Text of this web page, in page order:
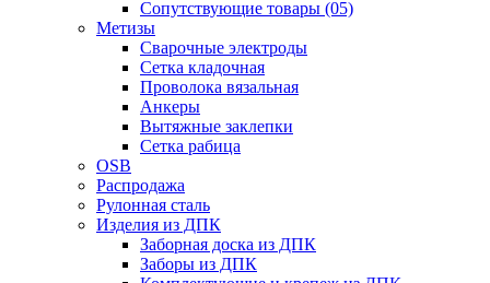
Сопутствующие товары (05)
Метизы
Сварочные электроды
Сетка кладочная
Проволока вязальная
Анкеры
Вытяжные заклепки
Сетка рабица
OSB
Распродажа
Рулонная сталь
Изделия из ДПК
Заборная доска из ДПК
Заборы из ДПК